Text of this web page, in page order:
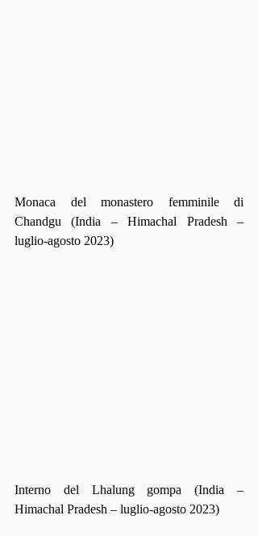
Monaca del monastero femminile di
Chandgu (India – Himachal Pradesh –
luglio-agosto 2023)
Interno del Lhalung gompa (India –
Himachal Pradesh – luglio-agosto 2023)